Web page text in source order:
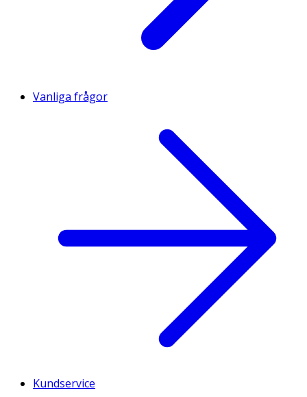
Vanliga frågor
Kundservice